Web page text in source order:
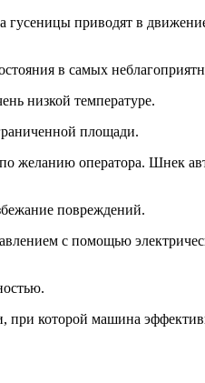
приводят в
в самых
низкой температуре.
площади.
желанию оператора. Шнек
повреждений.
с помощью
при которой машина